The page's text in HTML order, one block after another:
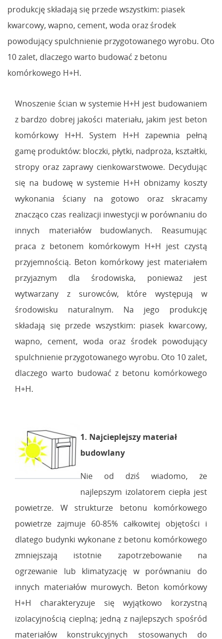
produkcję składają się przede wszystkim: piasek
kwarcowy, wapno, cement, woda oraz środek
powodujący spulchnienie przygotowanego wyrobu. Oto
10 zalet, dlaczego warto budować z betonu
komórkowego H+H.
Wnoszenie ścian w systemie H+H jest budowaniem
z bardzo dobrej jakości materiału, jakim jest beton
komórkowy H+H. System H+H zapewnia pełną
gamę produktów: bloczki, płytki, nadproża, kształtki,
stropy oraz zaprawy cienkowarstwowe. Decydując
się na budowę w systemie H+H obniżamy koszty
wykonania ściany na gotowo oraz skracamy
znacząco czas realizacji inwestycji w porównaniu do
innych materiałów budowlanych. Reasumując
praca z betonem komórkowym H+H jest czystą
przyjemnością. Beton komórkowy jest materiałem
przyjaznym dla środowiska, ponieważ jest
wytwarzany z surowców, które występują w
środowisku naturalnym. Na jego produkcję
składają się przede wszystkim: piasek kwarcowy,
wapno, cement, woda oraz środek powodujący
spulchnienie przygotowanego wyrobu. Oto 10 zalet,
dlaczego warto budować z betonu komórkowego
H+H.
1. Najcieplejszy materiał
budowlany
Nie od dziś wiadomo, że
najlepszym izolatorem ciepła jest
powietrze. W strukturze betonu komórkowego
powietrze zajmuje 60-85% całkowitej objętości i
dlatego budynki wykonane z betonu komórkowego
zmniejszają istotnie zapotrzebowanie na
ogrzewanie lub klimatyzację w porównaniu do
innych materiałów murowych. Beton komórkowy
H+H charakteryzuje się wyjątkowo korzystną
izolacyjnością cieplną; jedną z najlepszych spośród
materiałów konstrukcyjnych stosowanych do